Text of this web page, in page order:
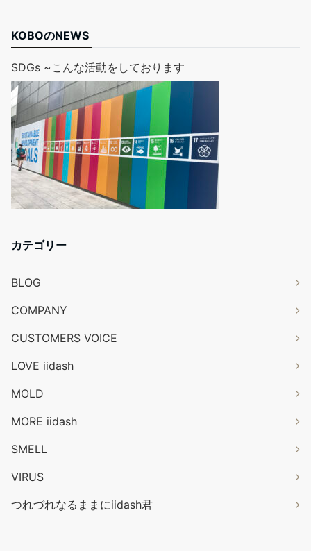
KOBOのNEWS
SDGs ~こんな活動をしております
カテゴリー
BLOG
COMPANY
CUSTOMERS VOICE
LOVE iidash
MOLD
MORE iidash
SMELL
VIRUS
つれづれなるままにiidash君